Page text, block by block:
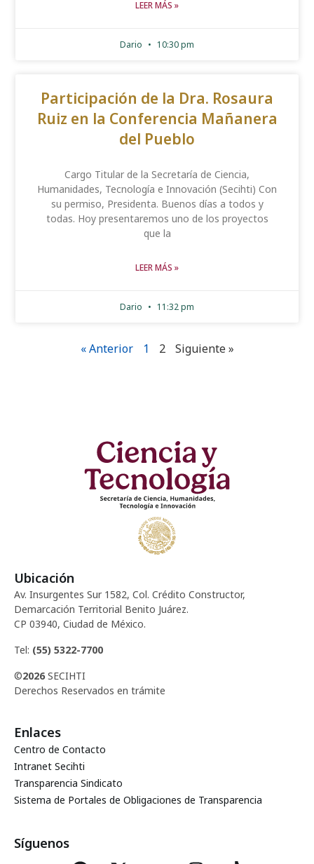
LEER MÁS »
Dario 10:30 pm
Participación de la Dra. Rosaura
Ruiz en la Conferencia Mañanera
del Pueblo
Cargo Titular de la Secretaría de Ciencia,
Humanidades, Tecnología e Innovación (Secihti) Con
su permiso, Presidenta. Buenos días a todos y
todas. Hoy presentaremos uno de los proyectos
que la
LEER MÁS »
Dario 11:32 pm
« Anterior 1 2 Siguiente »
Ubicación
Av. Insurgentes Sur 1582, Col. Crédito Constructor,
Demarcación Territorial Benito Juárez.
CP 03940, Ciudad de México.
Tel: (55) 5322-7700
©2026 SECIHTI
Derechos Reservados en trámite
Enlaces
Centro de Contacto
Intranet Secihti
Transparencia Sindicato
Sistema de Portales de Obligaciones de Transparencia
Síguenos